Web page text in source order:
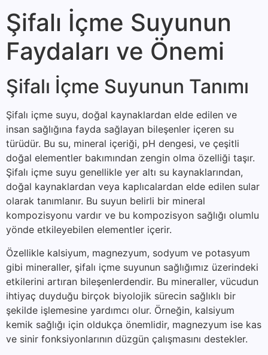
Şifalı İçme Suyunun
Faydaları ve Önemi
Şifalı İçme Suyunun Tanımı
Şifalı içme suyu, doğal kaynaklardan elde edilen ve
insan sağlığına fayda sağlayan bileşenler içeren su
türüdür. Bu su, mineral içeriği, pH dengesi, ve çeşitli
doğal elementler bakımından zengin olma özelliği taşır.
Şifalı içme suyu genellikle yer altı su kaynaklarından,
doğal kaynaklardan veya kaplıcalardan elde edilen sular
olarak tanımlanır. Bu suyun belirli bir mineral
kompozisyonu vardır ve bu kompozisyon sağlığı olumlu
yönde etkileyebilen elementler içerir.
Özellikle kalsiyum, magnezyum, sodyum ve potasyum
gibi mineraller, şifalı içme suyunun sağlığımız üzerindeki
etkilerini artıran bileşenlerdendir. Bu mineraller, vücudun
ihtiyaç duyduğu birçok biyolojik sürecin sağlıklı bir
şekilde işlemesine yardımcı olur. Örneğin, kalsiyum
kemik sağlığı için oldukça önemlidir, magnezyum ise kas
ve sinir fonksiyonlarının düzgün çalışmasını destekler.